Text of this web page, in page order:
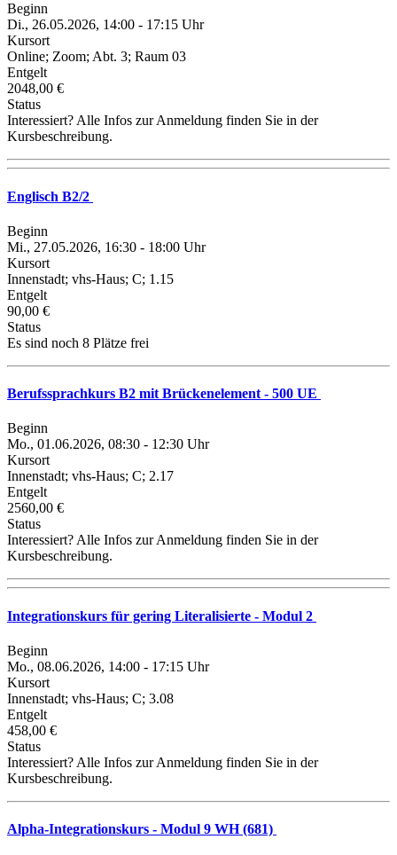
Beginn
Di., 26.05.2026, 14:00 - 17:15 Uhr
Kursort
Online; Zoom; Abt. 3; Raum 03
Entgelt
2048,00 €
Status
Interessiert? Alle Infos zur Anmeldung finden Sie in der
Kursbeschreibung.
Englisch B2/2
Beginn
Mi., 27.05.2026, 16:30 - 18:00 Uhr
Kursort
Innenstadt; vhs-Haus; C; 1.15
Entgelt
90,00 €
Status
Es sind noch 8 Plätze frei
Berufssprachkurs B2 mit Brückenelement - 500 UE
Beginn
Mo., 01.06.2026, 08:30 - 12:30 Uhr
Kursort
Innenstadt; vhs-Haus; C; 2.17
Entgelt
2560,00 €
Status
Interessiert? Alle Infos zur Anmeldung finden Sie in der
Kursbeschreibung.
Integrationskurs für gering Literalisierte - Modul 2
Beginn
Mo., 08.06.2026, 14:00 - 17:15 Uhr
Kursort
Innenstadt; vhs-Haus; C; 3.08
Entgelt
458,00 €
Status
Interessiert? Alle Infos zur Anmeldung finden Sie in der
Kursbeschreibung.
Alpha-Integrationskurs - Modul 9 WH (681)